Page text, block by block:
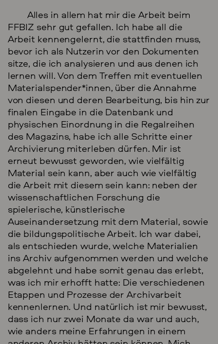
Alles in allem hat mir die Arbeit beim
FFBIZ sehr gut gefallen. Ich habe all die
Arbeit kennengelernt, die stattfinden muss,
bevor ich als Nutzerin vor den Dokumenten
sitze, die ich analysieren und aus denen ich
lernen will. Von dem Treffen mit eventuellen
Materialspender*innen, über die Annahme
von diesen und deren Bearbeitung, bis hin zur
finalen Eingabe in die Datenbank und
physischen Einordnung in die Regalreihen
des Magazins, habe ich alle Schritte einer
Archivierung miterleben dürfen. Mir ist
erneut bewusst geworden, wie vielfältig
Material sein kann, aber auch wie vielfältig
die Arbeit mit diesem sein kann: neben der
wissenschaftlichen Forschung die
spielerische, künstlerische
Auseinandersetzung mit dem Material, sowie
die bildungspolitische Arbeit. Ich war dabei,
als entschieden wurde, welche Materialien
ins Archiv aufgenommen werden und welche
abgelehnt und habe somit genau das erlebt,
was ich mir erhofft hatte: Die verschiedenen
Etappen und Prozesse der Archivarbeit
kennenlernen. Und natürlich ist mir bewusst,
dass ich nur zwei Monate da war und auch,
wie anders meine Erfahrungen in einem